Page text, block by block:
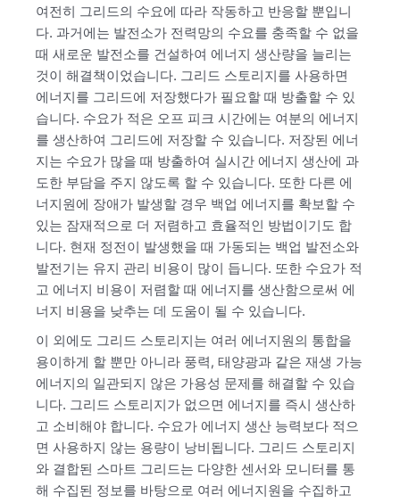
여전히 그리드의 수요에 따라 작동하고 반응할 뿐입니
다. 과거에는 발전소가 전력망의 수요를 충족할 수 없을
때 새로운 발전소를 건설하여 에너지 생산량을 늘리는
것이 해결책이었습니다. 그리드 스토리지를 사용하면
에너지를 그리드에 저장했다가 필요할 때 방출할 수 있
습니다. 수요가 적은 오프 피크 시간에는 여분의 에너지
를 생산하여 그리드에 저장할 수 있습니다. 저장된 에너
지는 수요가 많을 때 방출하여 실시간 에너지 생산에 과
도한 부담을 주지 않도록 할 수 있습니다. 또한 다른 에
너지원에 장애가 발생할 경우 백업 에너지를 확보할 수
있는 잠재적으로 더 저렴하고 효율적인 방법이기도 합
니다. 현재 정전이 발생했을 때 가동되는 백업 발전소와
발전기는 유지 관리 비용이 많이 듭니다. 또한 수요가 적
고 에너지 비용이 저렴할 때 에너지를 생산함으로써 에
너지 비용을 낮추는 데 도움이 될 수 있습니다.
이 외에도 그리드 스토리지는 여러 에너지원의 통합을
용이하게 할 뿐만 아니라 풍력, 태양광과 같은 재생 가능
에너지의 일관되지 않은 가용성 문제를 해결할 수 있습
니다. 그리드 스토리지가 없으면 에너지를 즉시 생산하
고 소비해야 합니다. 수요가 에너지 생산 능력보다 적으
면 사용하지 않는 용량이 낭비됩니다. 그리드 스토리지
와 결합된 스마트 그리드는 다양한 센서와 모니터를 통
해 수집된 정보를 바탕으로 여러 에너지원을 수집하고